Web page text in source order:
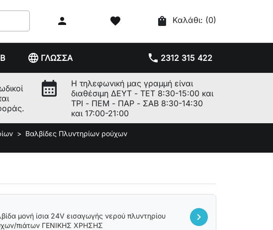
 favorite shopping_bag Καλάθι: (0)
phone 2312 315 422
language ΓΛΩΣΣΑ
calendar_month
Η τηλεφωνική μας γραμμή είναι
διαθέσιμη ΔΕΥΤ - ΤΕΤ 8:30-15:00 και
ΤΡΙ - ΠΕΜ - ΠΑΡ - ΣΑΒ 8:30-14:30
και 17:00-21:00
Βαλβίδες Πλυντηρίων ρούχων
μονή ίσια 24V εισαγωγής νερού πλυντηρίου
πιάτων ΓΕΝΙΚΗΣ ΧΡΗΣΗΣ
chevron_right